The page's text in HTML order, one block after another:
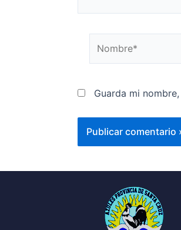
Guarda mi